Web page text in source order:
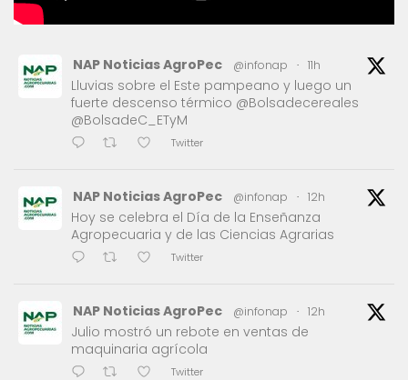
NAP Noticias AgroPec @infonap · 11h
Lluvias sobre el Este pampeano y luego un
fuerte descenso térmico @Bolsadecereales
@BolsadeC_ETyM
Twitter
NAP Noticias AgroPec @infonap · 12h
Hoy se celebra el Día de la Enseñanza
Agropecuaria y de las Ciencias Agrarias
Twitter
NAP Noticias AgroPec @infonap · 12h
Julio mostró un rebote en ventas de
maquinaria agrícola
Twitter